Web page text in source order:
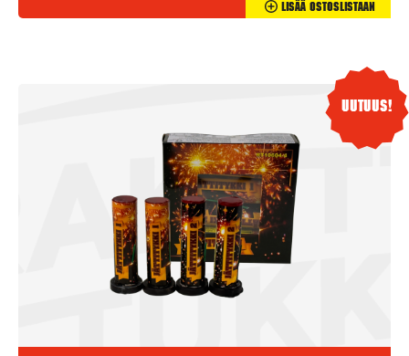
Lisää Ostoslistaan
Uutuus!